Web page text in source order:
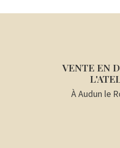
VENTE EN
À Audun le